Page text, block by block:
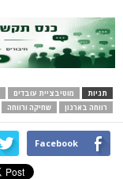
תגיות מוטיבציית עובדים
רווחה בארגון
שחיקה ורווחה
Facebook